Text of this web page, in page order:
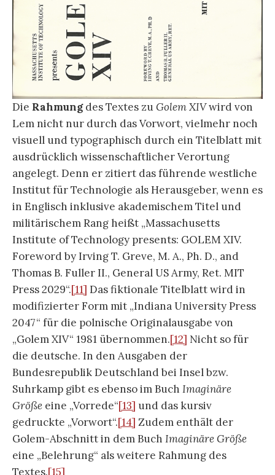
Die Rahmungdes Textes zuGolem XIVwird von
Lem nicht nur durch das Vorwort, vielmehr noch
visuell und typographisch durch ein Titelblatt mit
ausdrücklich wissenschaftlicher Verortung
angelegt. Denn er zitiert das führende westliche
Institut für Technologie als Herausgeber, wenn es
in Englisch inklusive akademischem Titel und
militärischem Rang heißt „Massachusetts
Institute of Technology presents: GOLEM XIV.
Foreword by Irving T. Greve, M. A., Ph. D., and
Thomas B. Fuller II., General US Army, Ret. MIT
Press 2029“.[11] Das fiktionale Titelblatt wird in
modifizierter Form mit „Indiana University Press
2047“ für die polnische Originalausgabe von
„Golem XIV“ 1981 übernommen.[12] Nicht so für
die deutsche. In den Ausgaben der
Bundesrepublik Deutschland bei Insel bzw.
Suhrkamp gibt es ebenso im Buch Imaginäre
Größe eine „Vorrede“[13] und das kursiv
gedruckte „Vorwort“.[14] Zudem enthält der
Golem-Abschnitt in dem Buch Imaginäre Größe
eine „Belehrung“ als weitere Rahmung des
Textes.[15]